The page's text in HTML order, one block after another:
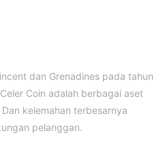
dan Grenadines pada tahun
Coin adalah berbagai aset
kelemahan terbesarnya
pelanggan.